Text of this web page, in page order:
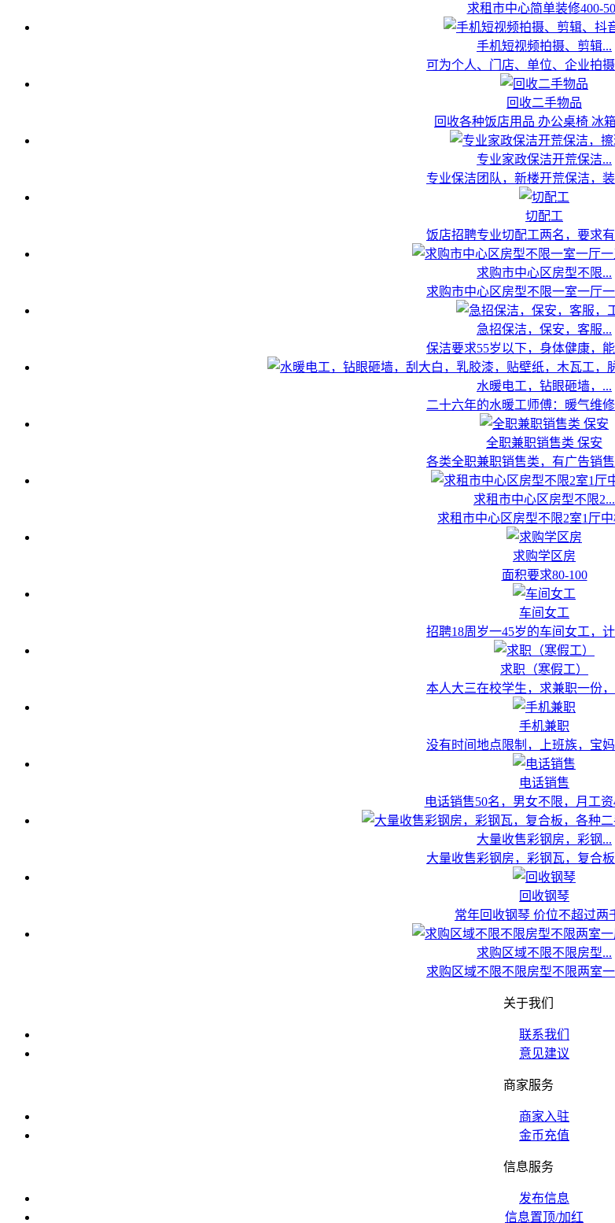
求租市中心简单装修400-
手机短视频拍摄、剪辑...
可为个人、门店、单位、企业拍
回收二手物品
回收各种饭店用品 办公桌椅 冰
专业家政保洁开荒保洁...
专业保洁团队，新楼开荒保洁，
切配工
饭店招聘专业切配工两名，要求
求购市中心区房型不限...
求购市中心区房型不限一室一厅
急招保洁，保安，客服...
保洁要求55岁以下，身体健康，
水暖电工，钻眼砸墙，...
二十六年的水暖工师傅：暖气维
全职兼职销售类 保安
各类全职兼职销售类，有广告销
求租市中心区房型不限2...
求租市中心区房型不限2室1厅
求购学区房
面积要求80-100
车间女工
招聘18周岁一45岁的车间女工，
求职（寒假工）
本人大三在校学生，求兼职一份
手机兼职
没有时间地点限制，上班族，宝
电话销售
电话销售50名，男女不限，月工资
大量收售彩钢房，彩钢...
大量收售彩钢房，彩钢瓦，复合
回收钢琴
常年回收钢琴 价位不超过两
求购区域不限不限房型...
求购区域不限不限房型不限两室
关于我们
联系我们
意见建议
商家服务
商家入驻
金币充值
信息服务
发布信息
信息置顶/加红